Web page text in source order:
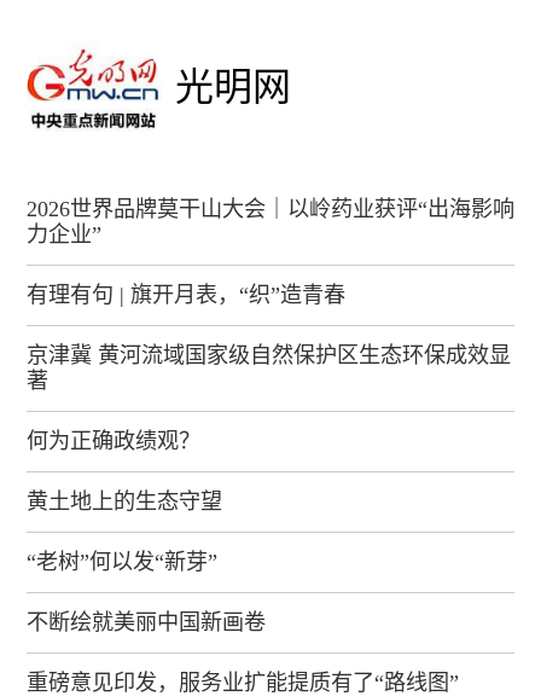
光明网
2026世界品牌莫干山大会｜以岭药业获评“出海影响
力企业”
有理有句 | 旗开月表，“织”造青春
京津冀 黄河流域国家级自然保护区生态环保成效显
著
何为正确政绩观？
黄土地上的生态守望
“老树”何以发“新芽”
不断绘就美丽中国新画卷
重磅意见印发，服务业扩能提质有了“路线图”